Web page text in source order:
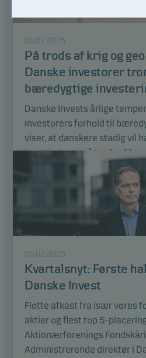
05.02.2025
På trods af krig og
Danske investorer
bæredygtige
Danske Invests årlige
investorers forhold til
viser, at danskere stadig vil
investeringer på trods af
procent af danske investorer
interesse i bæredygtige
over de sidste to år, mens
Læs artikel
05.02.2025
Kvartalsnyt: Første
Danske Invest
Flotte afkast fra især vores
aktier og flest top 5-
Aktionærforenings
Administrerende direktør i
Funktionelle
Funktionelle cookies gør det
hjemmesiden at huske dine
Statistiske
Statistiske cookies gør det
for besøgende på vores
aggregeret/anonym form, og
optimere effektiviteten for
Marketing
Disse cookies gør det muligt
(din enhed) og profilere din
det mest relevante indhold til